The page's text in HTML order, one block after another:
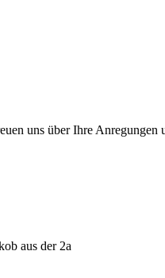
uns über Ihre Anregungen
aus der 2a